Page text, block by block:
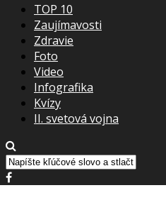
TOP 10
Zaujímavosti
Zdravie
Foto
Video
Infografika
Kvízy
II. svetová vojna